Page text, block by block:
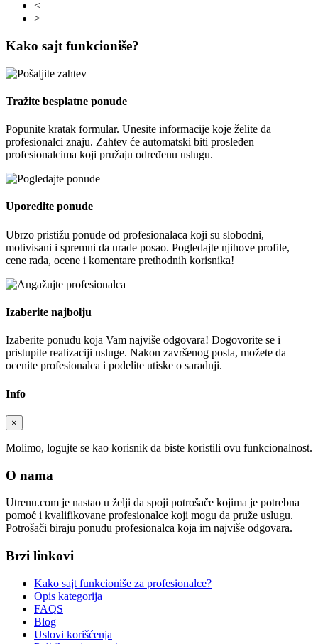
<
>
Kako sajt funkcioniše?
Tražite besplatne ponude
Popunite kratak formular. Unesite informacije koje želite da
profesionalci znaju. Zahtev će automatski biti prosleđen
profesionalcima koji pružaju određenu uslugu.
Uporedite ponude
Ubrzo pristižu ponude od profesionalaca koji su slobodni,
motivisani i spremni da urade posao. Pogledajte njihove profile,
cene rada, ocene i komentare prethodnih korisnika!
Izaberite najbolju
Izaberite ponudu koja Vam najviše odgovara! Dogovorite se i
pristupite realizaciji usluge. Nakon završenog posla, možete da
ocenite profesionalca i podelite utiske o saradnji.
Info
×
Molimo, logujte se kao korisnik da biste koristili ovu funkcionalnost.
O nama
Utrenu.com je nastao u želji da spoji potrošače kojima je potrebna
pomoć i kvalifikovane profesionalce koji mogu da pruže uslugu.
Potrošači biraju ponudu profesionalca koja im najviše odgovara.
Brzi linkovi
Kako sajt funkcioniše za profesionalce?
Opis kategorija
FAQS
Blog
Uslovi korišćenja